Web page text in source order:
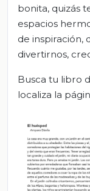
bonita, quizás
espacios
de inspiración,
divertirnos,
Busca tu libro
localiza la